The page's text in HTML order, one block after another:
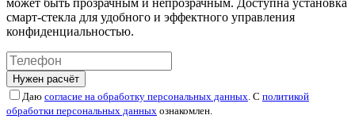
может быть прозрачным и непрозрачным. Доступна установка
смарт-стекла для удобного и эффектного управления
конфиденциальностью.
Нужен расчёт
Даю согласие на обработку персональных данных. С политикой
обработки персональных данных ознакомлен.